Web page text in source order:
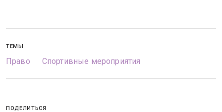
ТЕМЫ
Право Спортивные мероприятия
ПОДЕЛИТЬСЯ